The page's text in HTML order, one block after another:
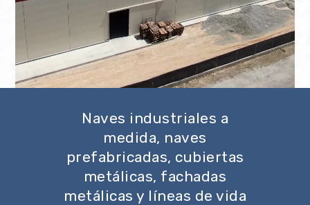
Naves industriales a
medida, naves
prefabricadas, cubiertas
metálicas, fachadas
metálicas y líneas de vida